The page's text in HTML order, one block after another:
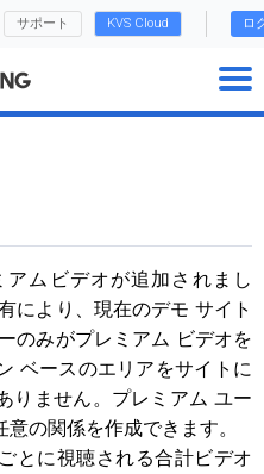
サポート KVS Cloud ロ
ムビデオが追加されまし
により、現在のデモ サイト
のみがプレミアム ビデオを
ベースのエリアをサイトに
りません。プレミアム ユー
の関係を作成できます。
とに視聴される合計ビデオ